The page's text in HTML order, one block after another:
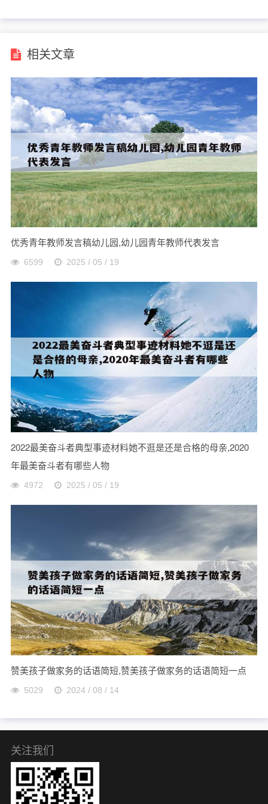
相关文章
优秀青年教师发言稿幼儿园,幼儿园青年教师代表发言
6599 2025 / 05 / 19
2022最美奋斗者典型事迹材料她不逛是还是合格的母亲,2020
年最美奋斗者有哪些人物
4972 2025 / 05 / 19
赞美孩子做家务的话语简短,赞美孩子做家务的话语简短一点
5029 2024 / 08 / 14
关注我们